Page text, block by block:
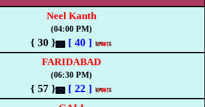
Neel Kanth
(04:00 PM)
{ 30 } [ 40]
FARIDABAD
(06:30 PM)
{ 57 } [ 22]